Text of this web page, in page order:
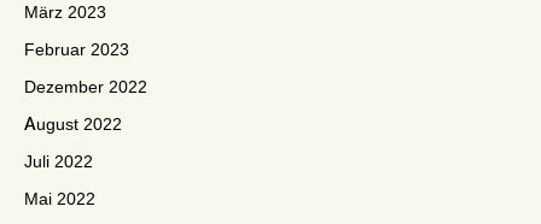
März 2023
Februar 2023
Dezember 2022
August 2022
Juli 2022
Mai 2022